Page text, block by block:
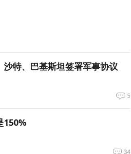
特、巴基斯坦签署军事协议
5
150%
34